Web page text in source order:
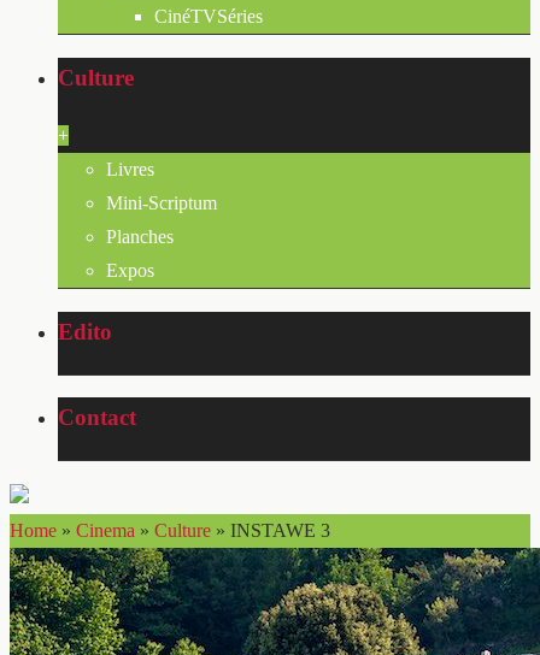
CinéTVSéries
Culture
+
Livres
Mini-Scriptum
Planches
Expos
Edito
Contact
Home » Cinema » Culture » INSTAWE 3